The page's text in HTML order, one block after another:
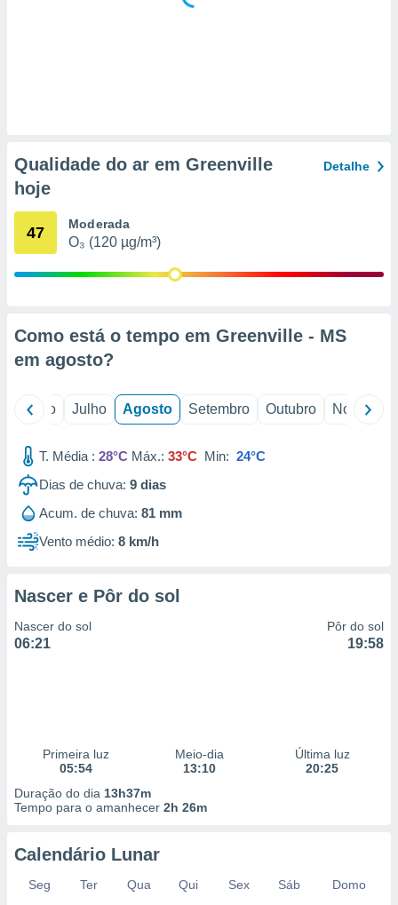
medir
da
medir o
dos
de
fontes,
dados
através
estudos
de
Qualidade do ar em Greenville
hoje
Detalhe
47 Moderada
O₃ (120 µg/m³)
Como está o tempo em Greenville - MS
em agosto?
Junho Julho Agosto Setembro Outubro Novembro
T. Média : 28°C Máx.: 33°C Min: 24°C
Dias de chuva: 9 dias
Acum. de chuva: 81 mm
Vento médio: 8 km/h
Nascer e Pôr do sol
Nascer do sol
06:21
Pôr do sol
19:58
Primeira luz
05:54
Meio-dia
13:10
Última luz
20:25
Duração do dia 13h37m
Tempo para o amanhecer 2h 26m
Calendário Lunar
Seg Ter Qua Qui Sex Sáb
Domo